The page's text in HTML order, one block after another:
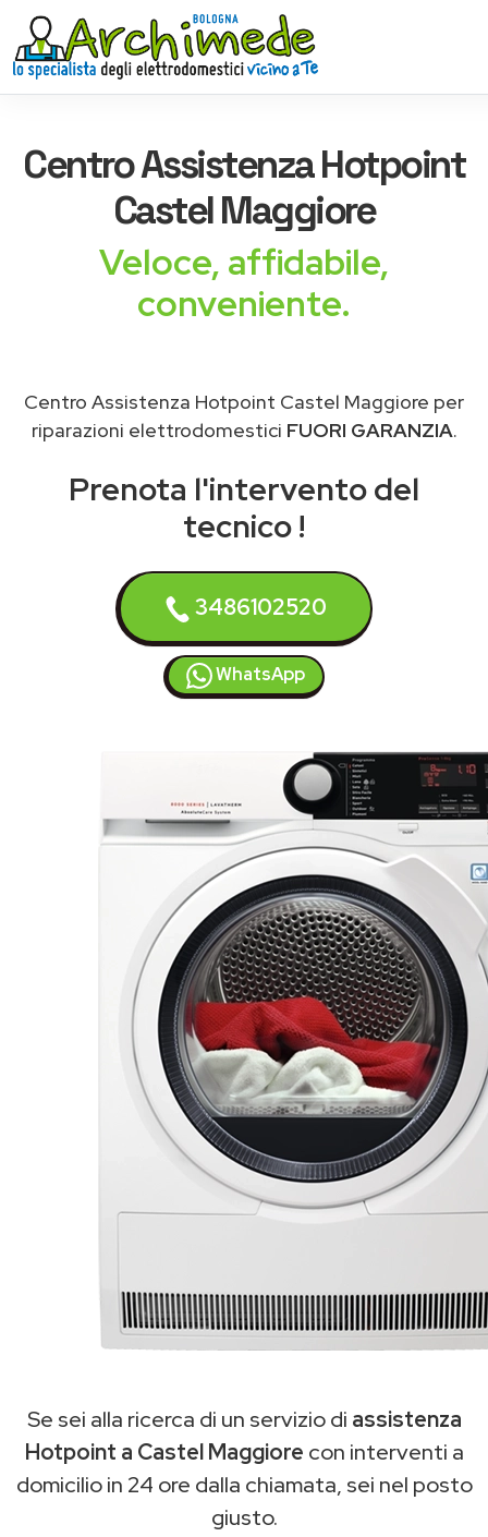
Centro AssistenzaHotpoint
Castel Maggiore
Veloce, affidabile,
conveniente.
Centro Assistenza Hotpoint Castel Maggiore per
riparazioni elettrodomestici FUORI GARANZIA.
Prenota l'intervento del
tecnico !
3486102520
WhatsApp
Se sei alla ricerca di un servizio di assistenza
Hotpoint a Castel Maggiore con interventi a
domicilio in 24 ore dalla chiamata, sei nel posto
giusto.